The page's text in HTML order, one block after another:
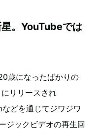
。YouTubeでは
歳になったばかりの
リリースされ
どを通じてジワジワ
ジックビデオの再生回